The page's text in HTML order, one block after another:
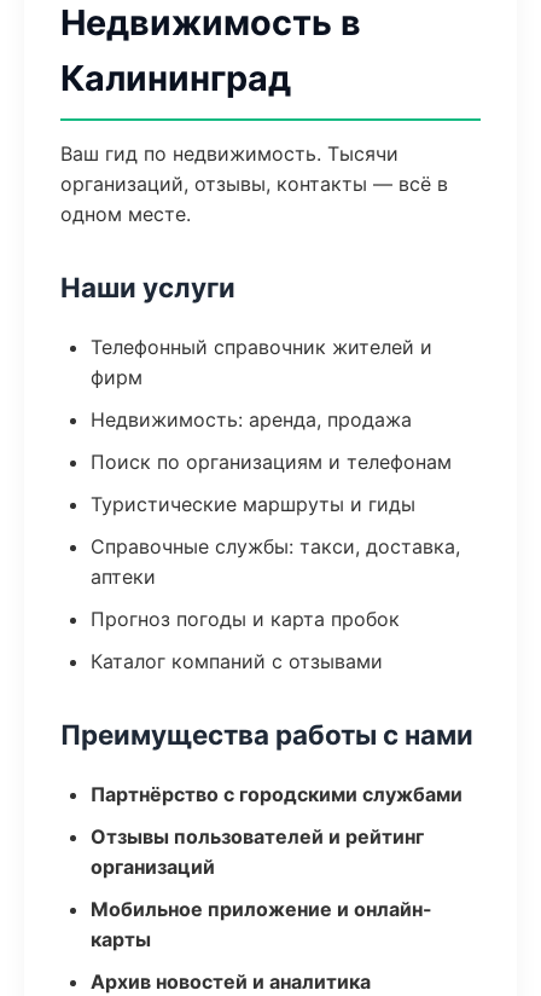
Недвижимость в
Калининград
Ваш гид по недвижимость. Тысячи
организаций, отзывы, контакты — всё в
одном месте.
Наши услуги
Телефонный справочник жителей и
фирм
Недвижимость: аренда, продажа
Поиск по организациям и телефонам
Туристические маршруты и гиды
Справочные службы: такси, доставка,
аптеки
Прогноз погоды и карта пробок
Каталог компаний с отзывами
Преимущества работы с нами
Партнёрство с городскими службами
Отзывы пользователей и рейтинг
организаций
Мобильное приложение и онлайн-
карты
Архив новостей и аналитика